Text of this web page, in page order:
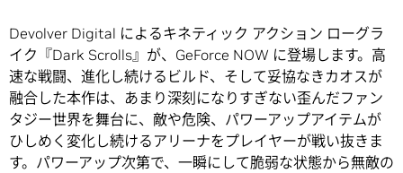
Devolver Digital によるキネティック アクション ローグラ
イク『Dark Scrolls』が、GeForce NOW に登場します。高
速な戦闘、進化し続けるビルド、そして妥協なきカオスが
融合した本作は、あまり深刻になりすぎない歪んだファン
タジー世界を舞台に、敵や危険、パワーアップアイテムが
ひしめく変化し続けるアリーナをプレイヤーが戦い抜きま
す。パワーアップ次第で、一瞬にして脆弱な状態から無敵の